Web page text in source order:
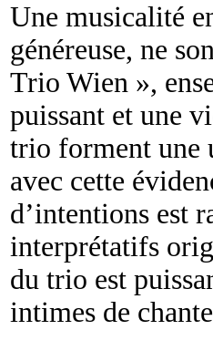
Une musicalité
généreuse, ne
Trio Wien »,
puissant et une
trio forment une
avec cette
d’intentions est
interprétatifs
du trio est
intimes de